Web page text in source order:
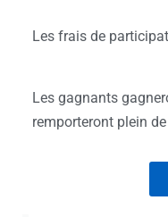
Les frais de
Les gagnants
remporteront plein